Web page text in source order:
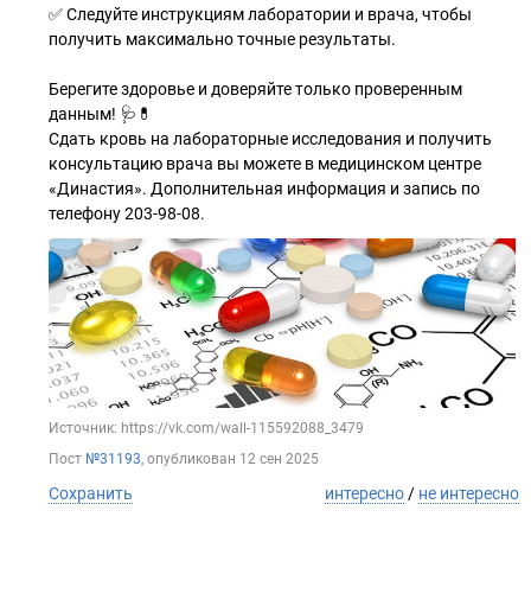
✅ Следуйте инструкциям лаборатории и врача, чтобы
получить максимально точные результаты.
Берегите здоровье и доверяйте только проверенным
данным! 🩺💊
Сдать кровь на лабораторные исследования и получить
консультацию врача вы можете в медицинском центре
«Династия». Дополнительная информация и запись по
телефону 203-98-08.
Источник: https://vk.com/wall-115592088_3479
Пост №31193, опубликован 12 сен 2025
Сохранить интересно/ не интересно